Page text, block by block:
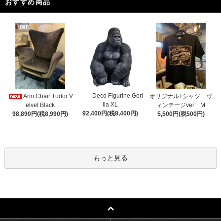
おすすめ商品
Arm Chair Tudor V
elvet Black
98,890円(税8,990円)
Deco Figurine Gori
lla XL
92,400円(税8,400円)
オリジナルTシャツ ヴ
ィンテージver M
5,500円(税500円)
もっと見る